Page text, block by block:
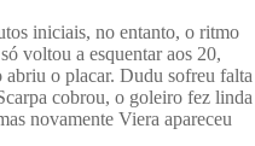
iniciais, no entanto, o ritmo
voltou a esquentar aos 20,
abriu o placar. Dudu sofreu falta
cobrou, o goleiro fez linda
novamente Viera apareceu